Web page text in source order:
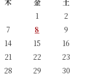
1
2
7 8
9
14 15
16
21 22
23
28 29
30